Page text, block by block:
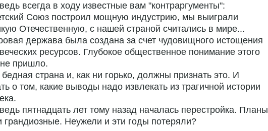
всегда в ходу известные вам "контраргументы":
Союз построил мощную индустрию, мы выиграли
Отечественную, с нашей страной считались в мире...
держава была создана за счет чудовищного истощения
ресурсов. Глубокое общественное понимание этого
пришло.
страна и, как ни горько, должны признать это. И
о том, какие выводы надо извлекать из трагичной истории
пятнадцать лет тому назад началась перестройка. Планы
грандиозные. Неужели и эти годы потеряли?